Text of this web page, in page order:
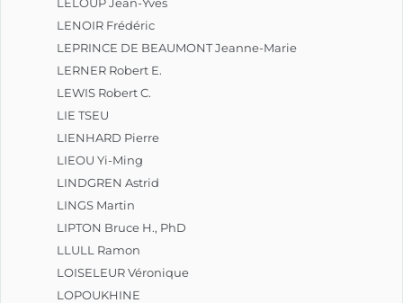
LENOIR Frédéric
LEPRINCE DE BEAUMONT Jeanne-Marie
LERNER Robert E.
LEWIS Robert C.
LIE TSEU
LIENHARD Pierre
LIEOU Yi-Ming
LINDGREN Astrid
LINGS Martin
LIPTON Bruce H., PhD
LLULL Ramon
LOISELEUR Véronique
LOPOUKHINE